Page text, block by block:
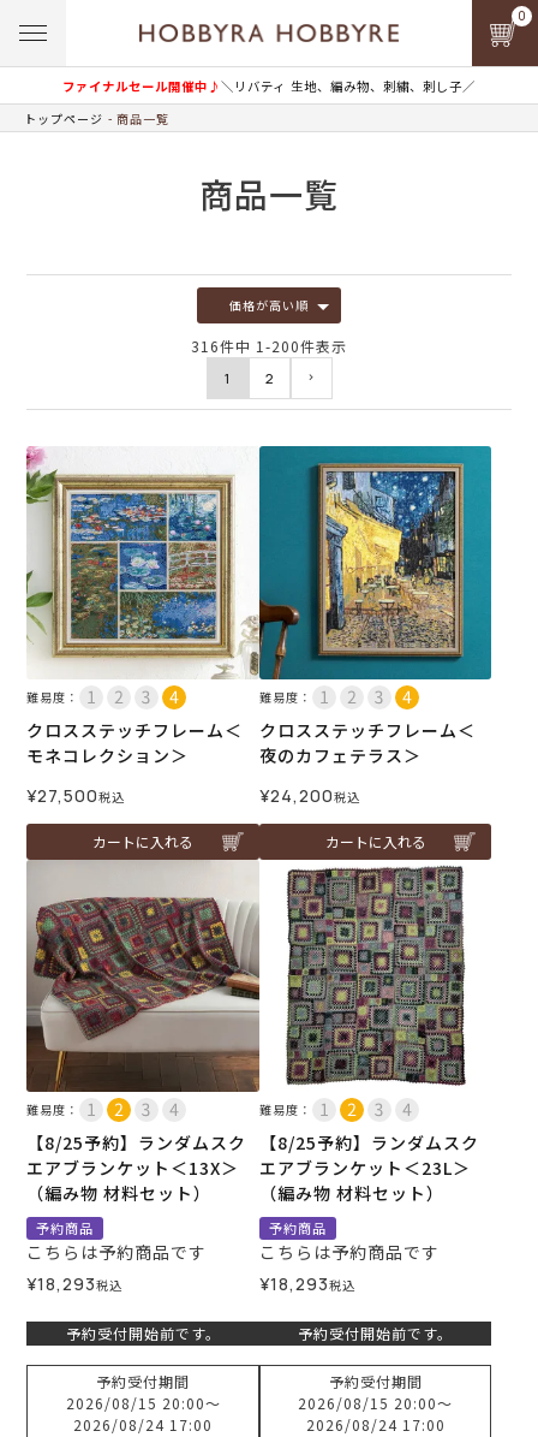
ファイナルセール開催中♪＼リバティ 生地、編み物、刺繍、刺し子／
0
トップページ 商品一覧
商品一覧
価格が高い順
316件中 1 -200件表示
1 2
難易度：
クロスステッチフレーム＜
モネコレクション＞
¥27,500税込
カートに入れる
難易度：
クロスステッチフレーム＜
夜のカフェテラス＞
¥24,200税込
カートに入れる
難易度：
【8/25予約】ランダムスク
エアブランケット＜13X＞
（編み物 材料セット）
予約商品
こちらは予約商品です
¥18,293税込
予約受付開始前です。
予約受付期間
2026/08/15 20:00〜
2026/08/24 17:00
難易度：
【8/25予約】ランダムスク
エアブランケット＜23L＞
（編み物 材料セット）
予約商品
こちらは予約商品です
¥18,293税込
予約受付開始前です。
予約受付期間
2026/08/15 20:00〜
2026/08/24 17:00